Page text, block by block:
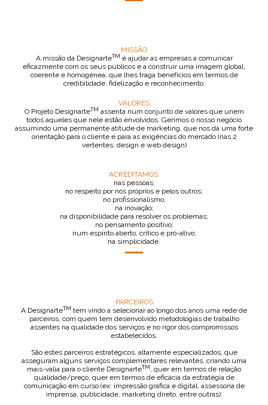
MISSÃO
A missão da DesignarteTM é ajudar as empresas a comunicar
eficazmente com os seus públicos e a construir uma imagem global,
coerente e homogénea, que lhes traga benefícios em termos de
credibilidade, fidelização e reconhecimento.
VALORES
O Projeto DesignarteTM assenta num conjunto de valores que unem
todos aqueles que nele estão envolvidos. Gerimos o nosso negócio
assumindo uma permanente atitude de marketing, que nos dá uma forte
orientação para o cliente e para as exigências do mercado (nas 2
vertentes, design e web design)
ACREDITAMOS:
nas pessoas;
no respeito por nós próprios e pelos outros;
no profissionalismo;
na inovação;
na disponibilidade para resolver os problemas;
no pensamento positivo;
num espírito aberto, crítico e pró-ativo;
na simplicidade.
PARCEIROS
A DesignarteTM tem vindo a selecionar ao longo dos anos uma rede de
parceiros, com quem tem desenvolvido metodologias de trabalho
assentes na qualidade dos serviços e no rigor dos compromissos
estabelecidos.
São estes parceiros estratégicos, altamente especializados, que
asseguram alguns serviços complementares relevantes, criando uma
mais-valia para o cliente DesignarteTM , quer em termos de relação
qualidade/preço, quer em termos de eficácia da estratégia de
comunicação em curso (ex: impressão gráfica e digital, assessoria de
imprensa, publicidade, marketing direto, entre outras).